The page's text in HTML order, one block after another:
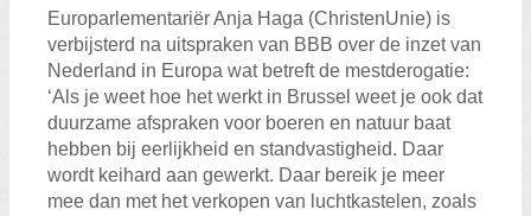
Europarlementariër Anja Haga (ChristenUnie) is
verbijsterd na uitspraken van BBB over de inzet van
Nederland in Europa wat betreft de mestderogatie:
‘Als je weet hoe het werkt in Brussel weet je ook dat
duurzame afspraken voor boeren en natuur baat
hebben bij eerlijkheid en standvastigheid. Daar
wordt keihard aan gewerkt. Daar bereik je meer
mee dan met het verkopen van luchtkastelen, zoals